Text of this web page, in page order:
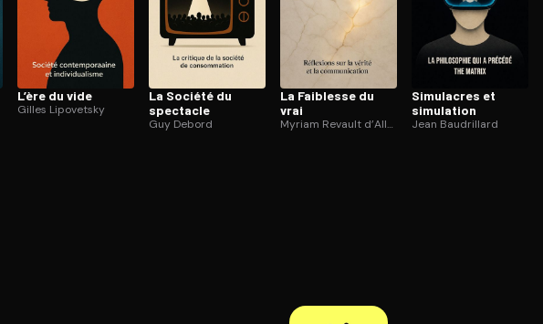
L’ère du vide
Gilles Lipovetsky
La Société du
spectacle
Guy Debord
La Faiblesse du
vrai
Myriam Revault d’Allonnes
Simulacres et
simulation
Jean Baudrillard